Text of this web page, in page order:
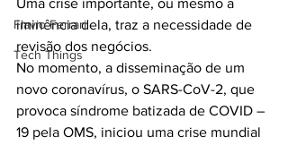
Flavio Ferrari
Tech Things
Uma crise importante, ou mesmo a
iminência dela, traz a necessidade de
revisão dos negócios.
No momento, a disseminação de um
novo coronavírus, o SARS-CoV-2, que
provoca síndrome batizada de COVID –
19 pela OMS, iniciou uma crise mundial